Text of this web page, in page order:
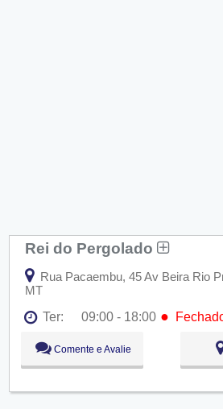
Rei do Pergolado
Rua Pacaembu, 45 Av Beira Rio
MT
Ter:
09:00 - 18:00 ●
Seg:
Ter:
09:00 - 18:00
Qua:
09:00 - 18:00
Sex:
09:00 - 18:00
Comente e Avalie